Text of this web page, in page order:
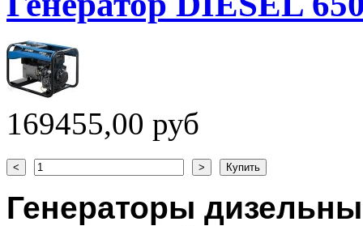
169455,00 руб
Генераторы